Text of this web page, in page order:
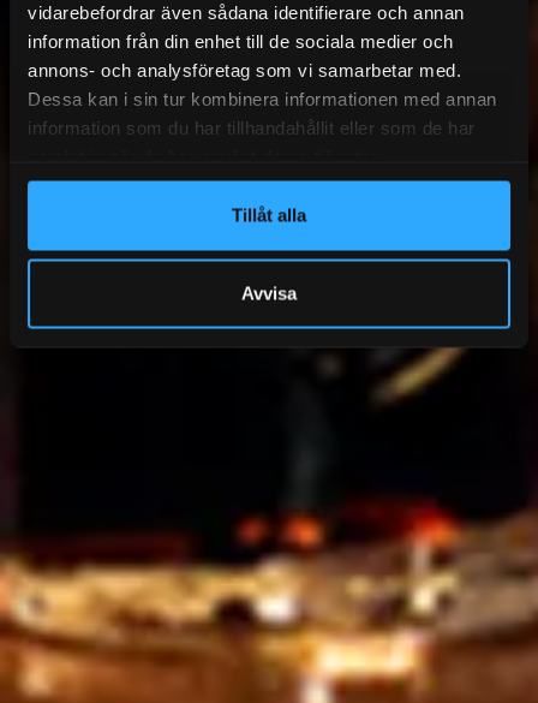
vidarebefordrar även sådana identifierare och annan
information från din enhet till de sociala medier och
annons- och analysföretag som vi samarbetar med.
Dessa kan i sin tur kombinera informationen med annan
information som du har tillhandahållit eller som de har
Tillåt alla
Avvisa